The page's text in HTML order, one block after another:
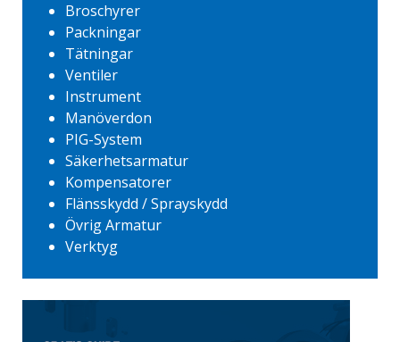
Broschyrer
Packningar
Tätningar
Ventiler
Instrument
Manöverdon
PIG-System
Säkerhetsarmatur
Kompensatorer
Flänsskydd / Sprayskydd
Övrig Armatur
Verktyg